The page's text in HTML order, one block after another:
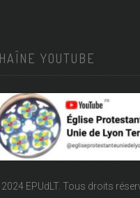
YOUTUBE
EPUdLT. Tous droits